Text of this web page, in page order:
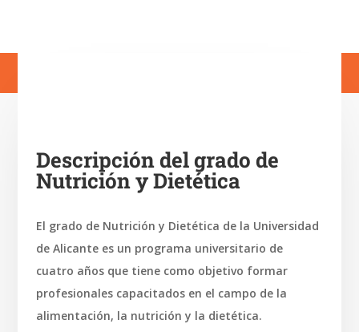
Descripción del grado de
Nutrición y Dietética
El grado de Nutrición y Dietética de la Universidad
de Alicante es un programa universitario de
cuatro años que tiene como objetivo formar
profesionales capacitados en el campo de la
alimentación, la nutrición y la dietética.